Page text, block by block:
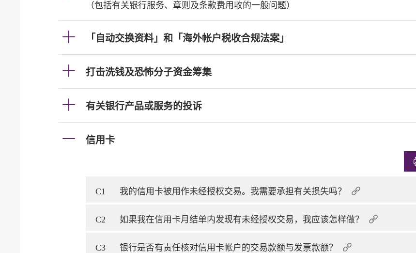
（包括有关银行服务、章则及条款费用收的一般问题）
「自动交换资料」和「海外帐户税收合规法案」
打击洗钱及恐怖分子资金筹集
有关银行产品或服务的投诉
信用卡
C1 我的信用卡被用作未经授权交易。我需要承担有关损失吗？
C2 如果我在信用卡月结单内发现有未经授权交易，我应该怎样做？
C3 银行是否有责任核对信用卡帐户的交易款额与发票款额？